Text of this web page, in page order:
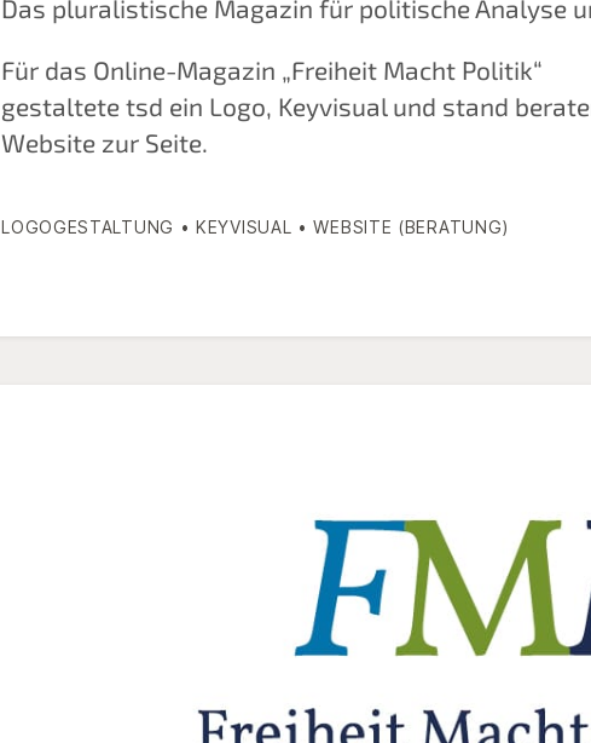
Das pluralistische Magazin für politische Analyse
Für das Online-Magazin „Freiheit Macht Politik“
gestaltete tsd ein Logo, Keyvisual und stand
Website zur Seite.
LOGOGESTALTUNG • KEYVISUAL • WEBSITE (BERATUNG)